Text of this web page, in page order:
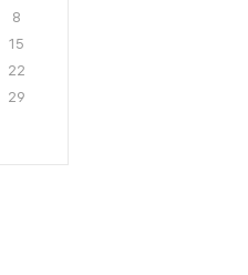
8
15
22
29